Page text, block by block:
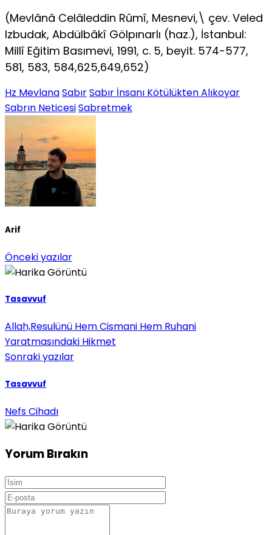
(Mevlânâ Celâleddin Rûmî, Mesnevi,\ çev. Veled
Izbudak, Abdülbâkî Gölpınarlı (haz.), İstanbul:
Millî Eğitim Basımevi, 1991, c. 5, beyit. 574-577,
581, 583, 584,625,649,652)
Hz MevlanaSabırSabır İnsanı Kötülükten Alıkoyar
Sabrın NeticesiSabretmek
Arif
Önceki yazılar
Tasavvuf
Allah,Resulünü Hem Cismani Hem Ruhani
Yaratmasındaki Hikmet
Sonraki yazılar
Tasavvuf
Nefs Cihadı
Yorum Bırakın